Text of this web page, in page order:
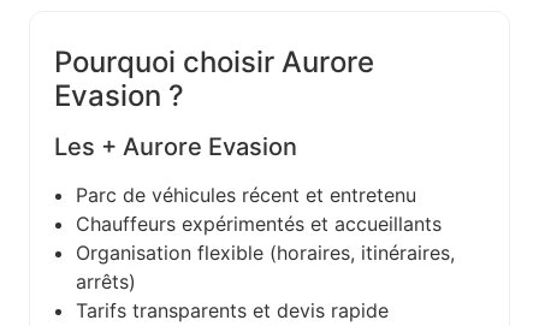
Pourquoi choisir Aurore
Evasion ?
Les + Aurore Evasion
Parc de véhicules récent et entretenu
Chauffeurs expérimentés et accueillants
Organisation flexible (horaires, itinéraires,
arrêts)
Tarifs transparents et devis rapide